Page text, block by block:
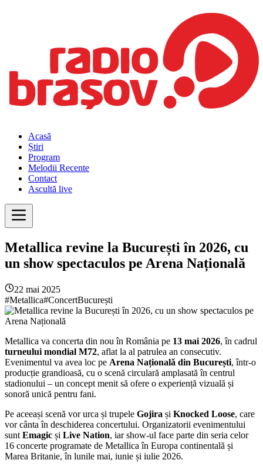
Acasă
Știri
Program
Melodii Recente
Contact
Ascultă live
Metallica revine la București în 2026, cu
un show spectaculos pe Arena Națională
22 mai 2025
#Metallica#ConcertBucurești
Metallica va concerta din nou în România pe 13 mai 2026, în cadrul
turneului mondial M72, aflat la al patrulea an consecutiv.
Evenimentul va avea loc pe Arena Națională din București, într-o
producție grandioasă, cu o scenă circulară amplasată în centrul
stadionului – un concept menit să ofere o experiență vizuală și
sonoră unică pentru fani.
Pe aceeași scenă vor urca și trupele Gojira și Knocked Loose, care
vor cânta în deschiderea concertului. Organizatorii evenimentului
sunt Emagic și Live Nation, iar show-ul face parte din seria celor
16 concerte programate de Metallica în Europa continentală și
Marea Britanie, în lunile mai, iunie și iulie 2026.